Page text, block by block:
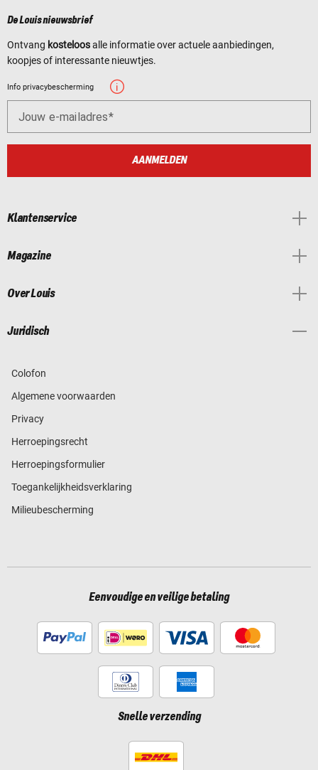
De Louis nieuwsbrief
Ontvang kosteloosalle informatie over actuele aanbiedingen,
koopjes of interessante nieuwtjes.
Info privacybescherming
Jouw e-mailadres
AANMELDEN
Klantenservice
Magazine
Over Louis
Juridisch
Colofon
Algemene voorwaarden
Privacy
Herroepingsrecht
Herroepingsformulier
Toegankelijkheidsverklaring
Milieubescherming
Eenvoudige en veilige betaling
Snelle verzending